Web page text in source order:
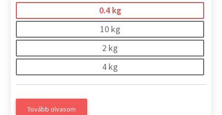
0.4 kg
10 kg
2 kg
4 kg
Tovább olvasom